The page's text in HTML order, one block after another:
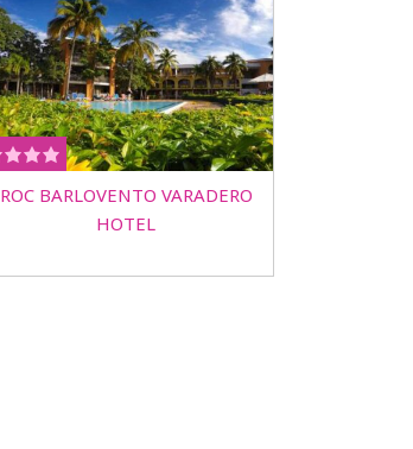
ROC BARLOVENTO VARADERO
HOTEL